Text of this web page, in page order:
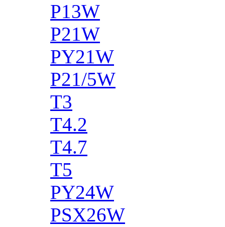
P13W
P21W
PY21W
P21/5W
T3
T4.2
T4.7
T5
PY24W
PSX26W